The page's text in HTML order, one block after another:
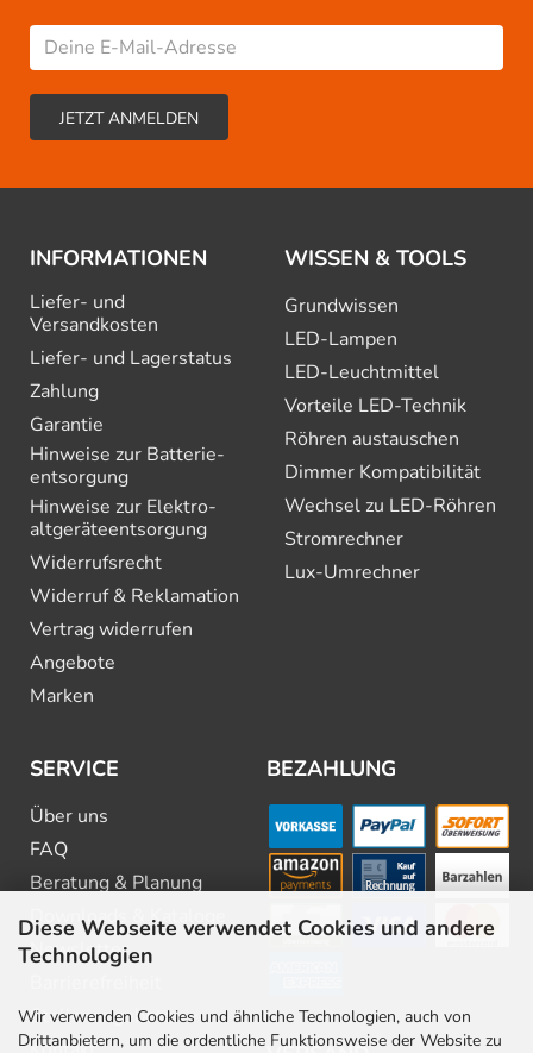
Diese Webseite verwendet Cookies und andere
Technologien
Wir verwenden Cookies und ähnliche Technologien, auch von
Drittanbietern, um die ordentliche Funktionsweise der Website zu
INFORMATIONEN
Liefer- und
Versandkosten
Liefer- und Lagerstatus
Zahlung
Garantie
Hinweise zur Batterie­
entsorgung
Hinweise zur Elektro­
altgeräte­entsorgung
Widerrufsrecht
Widerruf & Reklamation
Vertrag widerrufen
Angebote
Marken
WISSEN & TOOLS
Grundwissen
LED-Lampen
LED-Leuchtmittel
Vorteile LED-Technik
Röhren austauschen
Dimmer Kompatibilität
Wechsel zu LED-Röhren
Stromrechner
Lux-Umrechner
SERVICE
Über uns
FAQ
Beratung & Planung
Downloads & Kataloge
Newsletter
Stellenangebote
BEZAHLUNG